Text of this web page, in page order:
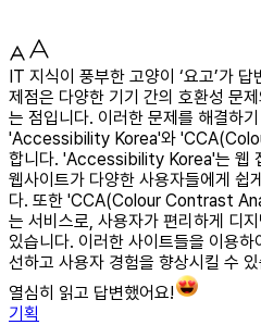
IT 지식이 풍부한 고양이 ‘요고’가
제점은 다양한 기기 간의 호환성 문
는 점입니다. 이러한 문제를 해결하
'Accessibility Korea'와
합니다. 'Accessibility Korea'는 웹
웹사이트가 다양한 사용자들에게 쉽
다. 또한 'CCA(Colour Contrast
는 서비스로, 사용자가 편리하게 디
있습니다. 이러한 사이트들을 이용
선하고 사용자 경험을 향상시킬 수
열심히 읽고 답변했어요!
기획